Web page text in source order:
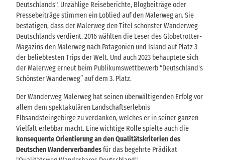
Deutschlands". Unzählige Reiseberichte, Blogbeiträge oder
Pressebeiträge stimmen ein Loblied auf den Malerweg an. Sie
bestätigen, dass der Malerweg den Titel schönster Wanderweg
Deutschlands verdient. 2016 wählten die Leser des Globetrotter-
Magazins den Malerweg nach Patagonien und Island auf Platz 3
der beliebtesten Trips der Welt. Und auch 2023 behauptete sich
der Malerweg erneut beim Publikumswettbewerb “Deutschland's
Schönster Wanderweg” auf dem 3. Platz.
Der Wanderweg Malerweg hat seinen überwältigenden Erfolg vor
allem dem spektakulären Landschaftserlebnis
Elbsandsteingebirge zu verdanken, welches er in seiner ganzen
Vielfalt erlebbar macht. Eine wichtige Rolle spielte auch die
konsequente Orientierung an den Qualitätskriterien des
Deutschen Wanderverbandesfür das begehrte Prädikat